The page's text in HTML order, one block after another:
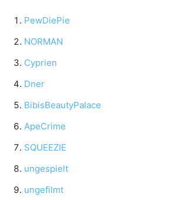
PewDiePie
NORMAN
Cyprien
Dner
BibisBeautyPalace
ApeCrime
SQUEEZIE
ungespielt
ungefilmt